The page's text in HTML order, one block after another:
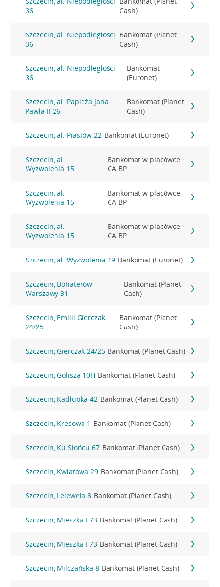
36
Cash)
Szczecin, al. Niepodległości
36
Bankomat (Planet
Cash)
Szczecin, al. Niepodległości
36
Bankomat
(Euronet)
Szczecin, al. Papieża Jana
Pawła II 26
Bankomat (Planet
Cash)
Szczecin, al. Piastów 22 Bankomat (Euronet)
Szczecin, al.
Wyzwolenia 15
Bankomat w placówce
CA BP
Szczecin, al.
Wyzwolenia 15
Bankomat w placówce
CA BP
Szczecin, al.
Wyzwolenia 15
Bankomat w placówce
CA BP
Szczecin, al. Wyzwolenia 19 Bankomat (Euronet)
Szczecin, Bohaterów
Warszawy 31
Bankomat (Planet
Cash)
Szczecin, Emilii Gierczak
24/25
Bankomat (Planet
Cash)
Szczecin, Gierczak 24/25 Bankomat (Planet Cash)
Szczecin, Golisza 10H Bankomat (Planet Cash)
Szczecin, Kadłubka 42 Bankomat (Planet Cash)
Szczecin, Kresowa 1 Bankomat (Planet Cash)
Szczecin, Ku Słońcu 67 Bankomat (Planet Cash)
Szczecin, Kwiatowa 29 Bankomat (Planet Cash)
Szczecin, Lelewela 8 Bankomat (Planet Cash)
Szczecin, Mieszka I 73 Bankomat (Planet Cash)
Szczecin, Mieszka I 73 Bankomat (Planet Cash)
Szczecin, Milczańska 8 Bankomat (Planet Cash)